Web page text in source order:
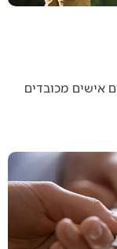
אישים מכובדים